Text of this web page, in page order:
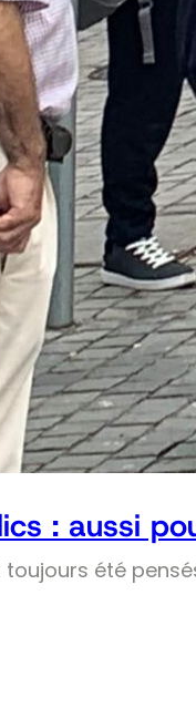
: aussi
été